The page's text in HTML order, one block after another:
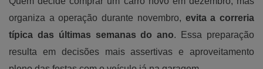
organiza a operação durante novembro, evita a correria
típica das últimas semanas do ano. Essa preparação
resulta em decisões mais assertivas e aproveitamento